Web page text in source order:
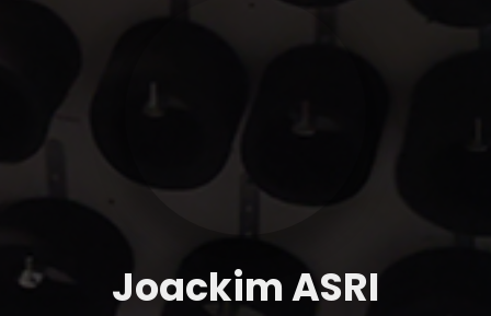
Joackim ASRI